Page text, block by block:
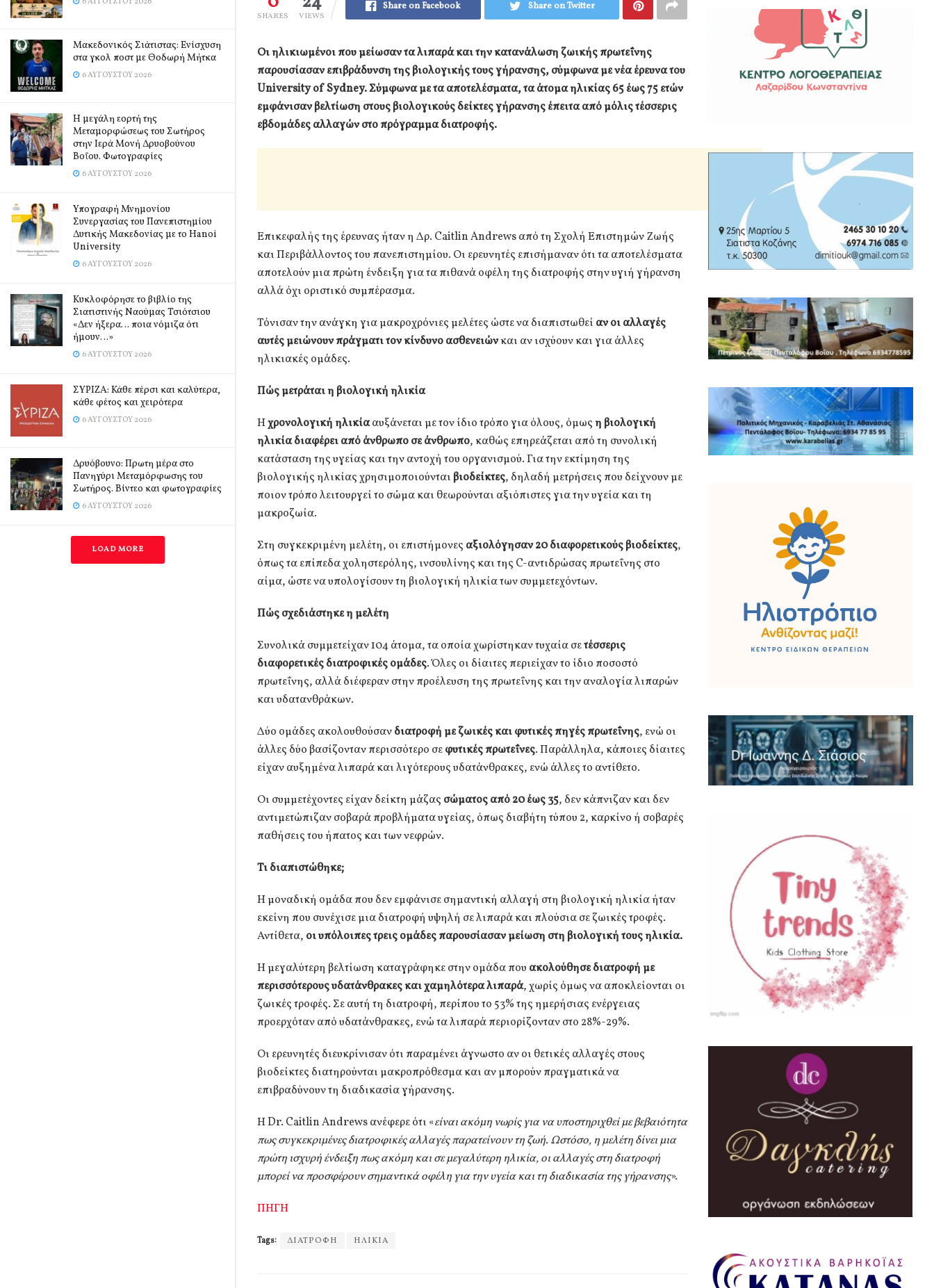
Μακεδονικός Σιάτιστας: Ενίσχυση
στα γκολ ποστ με Θοδωρή Μήτκα
6 ΑΥΓΟΎΣΤΟΥ 2026
Η μεγάλη εορτή της
Μεταμορφώσεως του Σωτήρος
στην Ιερά Μονή Δρυοβούνου
Βοΐου. Φωτογραφίες
6 ΑΥΓΟΎΣΤΟΥ 2026
Υπογραφή Μνημονίου
Συνεργασίας του Πανεπιστημίου
Δυτικής Μακεδονίας με το Hanoi
University
6 ΑΥΓΟΎΣΤΟΥ 2026
Κυκλοφόρησε το βιβλίο της
Σιατιστινής Ναούμας Τσιότσιου
«Δεν ήξερα… ποια νόμιζα ότι
ήμουν…»
6 ΑΥΓΟΎΣΤΟΥ 2026
ΣΥΡΙΖΑ: Κάθε πέρσι και καλύτερα,
κάθε φέτος και χειρότερα
6 ΑΥΓΟΎΣΤΟΥ 2026
Δρυόβουνο: Πρωτη μέρα στο
Πανηγύρι Μεταμόρφωσης του
Σωτήρος. Βίντεο και φωτογραφίες
6 ΑΥΓΟΎΣΤΟΥ 2026
LOAD MORE
SHARES VIEWS
Share on Facebook Share on Twitter
Οι ηλικιωμένοι που μείωσαν τα λιπαρά και την κατανάλωση ζωικής πρωτεΐνης
παρουσίασαν επιβράδυνση της βιολογικής τους γήρανσης, σύμφωνα με νέα έρευνα του
University of Sydney. Σύμφωνα με τα αποτελέσματα, τα άτομα ηλικίας 65 έως 75 ετών
εμφάνισαν βελτίωση στους βιολογικούς δείκτες γήρανσης έπειτα από μόλις τέσσερις
εβδομάδες αλλαγών στο πρόγραμμα διατροφής.
Επικεφαλής της έρευνας ήταν η Δρ. Caitlin Andrews από τη Σχολή Επιστημών Ζωής
και Περιβάλλοντος του πανεπιστημίου. Οι ερευνητές επισήμαναν ότι τα αποτελέσματα
αποτελούν μια πρώτη ένδειξη για τα πιθανά οφέλη της διατροφής στην υγιή γήρανση
αλλά όχι οριστικό συμπέρασμα.
Τόνισαν την ανάγκη για μακροχρόνιες μελέτες ώστε να διαπιστωθεί αν οι αλλαγές
αυτές μειώνουν πράγματι τον κίνδυνο ασθενειώνκαι αν ισχύουν και για άλλες
ηλικιακές ομάδες.
Πώς μετράται η βιολογική ηλικία
Ηχρονολογική ηλικίααυξάνεται με τον ίδιο τρόπο για όλους, όμωςη βιολογική
ηλικία διαφέρει από άνθρωπο σε άνθρωπο, καθώς επηρεάζεται από τη συνολική
κατάσταση της υγείας και την αντοχή του οργανισμού. Για την εκτίμηση της
βιολογικής ηλικίας χρησιμοποιούνται βιοδείκτες, δηλαδή μετρήσεις που δείχνουν με
ποιον τρόπο λειτουργεί το σώμα και θεωρούνται αξιόπιστες για την υγεία και τη
μακροζωία.
Στη συγκεκριμένη μελέτη, οι επιστήμονες αξιολόγησαν 20 διαφορετικούς βιοδείκτες,
όπως τα επίπεδα χοληστερόλης, ινσουλίνης και της C-αντιδρώσας πρωτεΐνης στο
αίμα, ώστε να υπολογίσουν τη βιολογική ηλικία των συμμετεχόντων.
Πώς σχεδιάστηκε η μελέτη
Συνολικά συμμετείχαν 104 άτομα, τα οποία χωρίστηκαν τυχαία σετέσσερις
διαφορετικές διατροφικές ομάδες. Όλες οι δίαιτες περιείχαν το ίδιο ποσοστό
πρωτεΐνης, αλλά διέφεραν στην προέλευση της πρωτεΐνης και την αναλογία λιπαρών
και υδατανθράκων.
Δύο ομάδες ακολουθούσανδιατροφή με ζωικές και φυτικές πηγές πρωτεΐνης, ενώ οι
άλλες δύο βασίζονταν περισσότερο σεφυτικές πρωτεΐνες. Παράλληλα, κάποιες δίαιτες
είχαν αυξημένα λιπαρά και λιγότερους υδατάνθρακες, ενώ άλλες το αντίθετο.
Οι συμμετέχοντες είχαν δείκτη μάζας σώματος από 20 έως 35, δεν κάπνιζαν και δεν
αντιμετώπιζαν σοβαρά προβλήματα υγείας, όπως διαβήτη τύπου 2, καρκίνο ή σοβαρές
παθήσεις του ήπατος και των νεφρών.
Τι διαπιστώθηκε;
Η μοναδική ομάδα που δεν εμφάνισε σημαντική αλλαγή στη βιολογική ηλικία ήταν
εκείνη που συνέχισε μια διατροφή υψηλή σε λιπαρά και πλούσια σε ζωικές τροφές.
Αντίθετα, οι υπόλοιπες τρεις ομάδες παρουσίασαν μείωση στη βιολογική τους ηλικία.
Η μεγαλύτερη βελτίωση καταγράφηκε στην ομάδα που ακολούθησε διατροφή με
περισσότερους υδατάνθρακες και χαμηλότερα λιπαρά, χωρίς όμως να αποκλείονται οι
ζωικές τροφές. Σε αυτή τη διατροφή, περίπου το 53% της ημερήσιας ενέργειας
προερχόταν από υδατάνθρακες, ενώ τα λιπαρά περιορίζονταν στο 28%-29%.
Οι ερευνητές διευκρίνισαν ότι παραμένει άγνωστο αν οι θετικές αλλαγές στους
βιοδείκτες διατηρούνται μακροπρόθεσμα και αν μπορούν πραγματικά να
επιβραδύνουν τη διαδικασία γήρανσης.
Η Dr. Caitlin Andrews ανέφερε ότι «είναι ακόμη νωρίς για να υποστηριχθεί με βεβαιότητα
πως συγκεκριμένες διατροφικές αλλαγές παρατείνουν τη ζωή. Ωστόσο, η μελέτη δίνει μια
πρώτη ισχυρή ένδειξη πως ακόμη και σε μεγαλύτερη ηλικία, οι αλλαγές στη διατροφή
μπορεί να προσφέρουν σημαντικά οφέλη για την υγεία και τη διαδικασία της γήρανσης».
ΠΗΓΗ
Tags: ΔΙΑΤΡΟΦΗ ΗΛΙΚΙΑ